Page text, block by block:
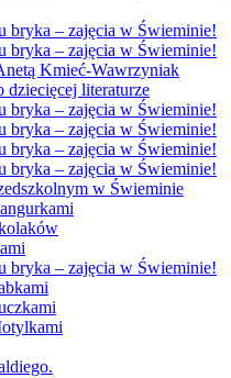
bryka – zajęcia w Świeminie!
bryka – zajęcia w Świeminie!
Kmieć-Wawrzyniak
dziecięcej literaturze
bryka – zajęcia w Świeminie!
bryka – zajęcia w Świeminie!
bryka – zajęcia w Świeminie!
bryka – zajęcia w Świeminie!
w Świeminie
bryka – zajęcia w Świeminie!